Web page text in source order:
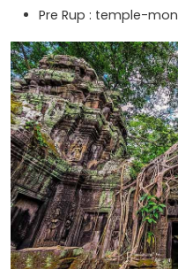
Pre Rup : temple-